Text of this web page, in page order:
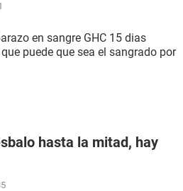
en sangre GHC 15 dias
puede que sea el sangrado por
hasta la mitad, hay